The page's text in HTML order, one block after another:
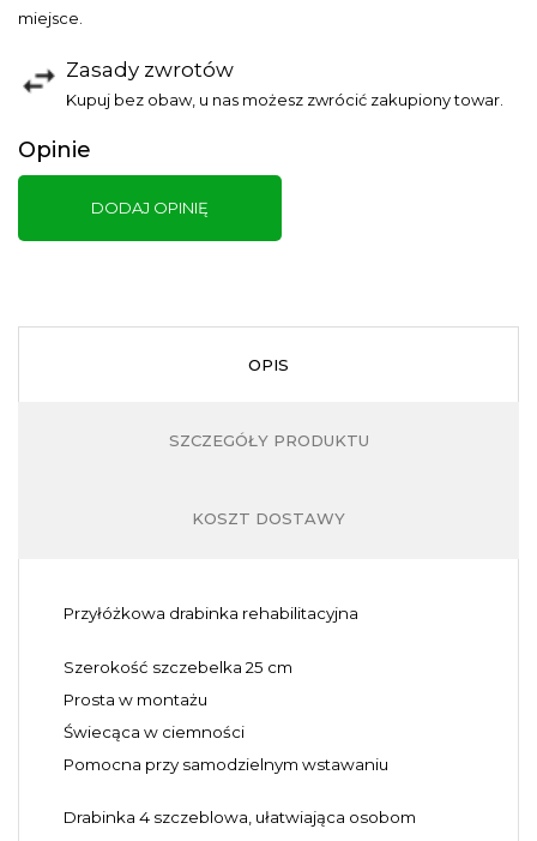
miejsce.
Zasady zwrotów
Kupuj bez obaw, u nas możesz zwrócić zakupiony towar.
Opinie
DODAJ OPINIĘ
OPIS
SZCZEGÓŁY PRODUKTU
KOSZT DOSTAWY
Przyłóżkowa drabinka rehabilitacyjna
Szerokość szczebelka 25 cm
Prosta w montażu
Świecąca w ciemności
Pomocna przy samodzielnym wstawaniu
Drabinka 4 szczeblowa, ułatwiająca osobom